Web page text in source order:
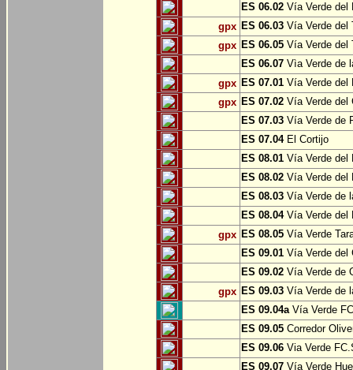
ES 06.02 Vía Verde del
gpx ES 06.03 Vía Verde del
gpx ES 06.05 Vía Verde del
ES 06.07 Vìa Verde de
gpx ES 07.01 Vía Verde del
gpx ES 07.02 Vía Verde del
ES 07.03 Vía Verde de
ES 07.04El Cortijo
ES 08.01 Vía Verde del
ES 08.02 Vía Verde del
ES 08.03 Vía Verde de
ES 08.04Vía Verde del
gpx ES 08.05 Vía Verde
ES 09.01 Vía Verde del
ES 09.02 Vía Verde de
gpx ES 09.03 Vía Verde de
ES 09.04aVía Verde
ES 09.05 Corredor
ES 09.06 Via Verde
ES 09.07 Vía Verde